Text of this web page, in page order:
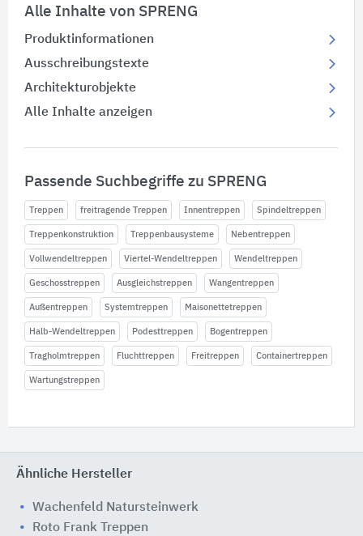
Alle Inhalte von SPRENG
Produktinformationen
Ausschreibungstexte
Architekturobjekte
Alle Inhalte anzeigen
Passende Suchbegriffe zu SPRENG
Treppen freitragende Treppen Innentreppen Spindeltreppen
Treppenkonstruktion Treppenbausysteme Nebentreppen
Vollwendeltreppen Viertel-Wendeltreppen Wendeltreppen
Geschosstreppen Ausgleichstreppen Wangentreppen
Außentreppen Systemtreppen Maisonettetreppen
Halb-Wendeltreppen Podesttreppen Bogentreppen
Tragholmtreppen Fluchttreppen Freitreppen Containertreppen
Wartungstreppen
Ähnliche Hersteller
Wachenfeld Natursteinwerk
Roto Frank Treppen